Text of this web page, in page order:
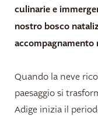
Restaurant ban
Per famiglie
culinarie e
nostro bosco
accompagnamento
Quando la neve
paesaggio si
Adige inizia il